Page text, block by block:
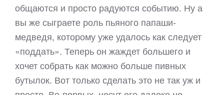
общаются и просто радуются событию. Ну а
вы же сыграете роль пьяного папаши-
медведя, которому уже удалось как следует
«поддать». Теперь он жаждет большего и
хочет собрать как можно больше пивных
бутылок. Вот только сделать это не так уж и